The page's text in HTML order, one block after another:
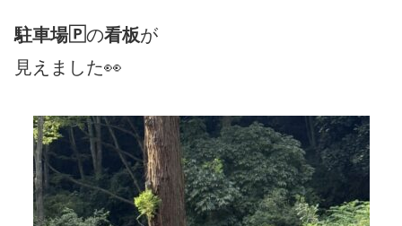
駐車場🄿 の看板が
見えました👀